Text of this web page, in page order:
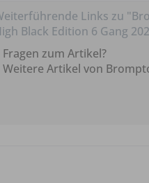
Links zu
Black Edition 6 Gang
Fragen zum Artikel?
Weitere Artikel von